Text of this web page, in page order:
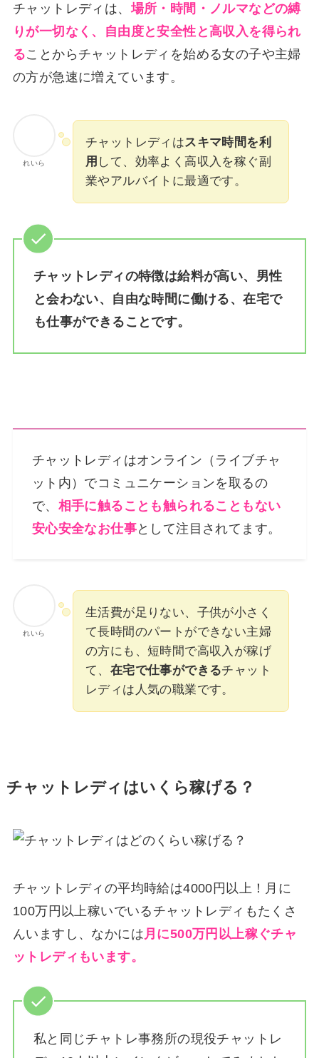
チャットレディは、場所・時間・ノルマなどの縛
りが一切なく、自由度と安全性と高収入を得られ
ることからチャットレディを始める女の子や主婦
の方が急速に増えています。
れいら
チャットレディはスキマ時間を利
用 して、効率よく高収入を稼ぐ副
業やアルバイトに最適です。
チャットレディの特徴は給料が高い、男性
と会わない、自由な時間に働ける、在宅で
も仕事ができることです。
チャットレディはオンライン（ライブチャ
ット内）でコミュニケーションを取るの
で、 相手に触ることも触られることもない
安心安全なお仕事として注目されてます。
れいら
生活費が足りない、子供が小さく
て長時間のパートができない主婦
の方にも、短時間で高収入が稼げ
て、 在宅で仕事ができるチャット
レディは人気の職業です。
チャットレディはいくら稼げる？
チャットレディの平均時給は4000円以上！月に
100万円以上稼いでいるチャットレディもたくさ
んいますし、なかには月に500万円以上稼ぐチャ
ットレディもいます。
私と同じチャトレ事務所の現役チャットレ